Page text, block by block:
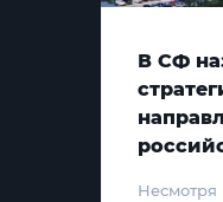
В СФ
Несмотря